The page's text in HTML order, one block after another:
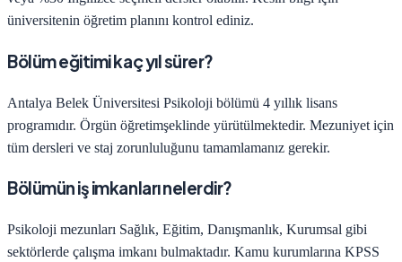
üniversitenin öğretim planını kontrol ediniz.
Bölüm eğitimi kaç yıl sürer?
Antalya Belek Üniversitesi Psikoloji bölümü 4 yıllık lisans
programıdır. Örgün öğretimşeklinde yürütülmektedir. Mezuniyet için
tüm dersleri ve staj zorunluluğunu tamamlamanız gerekir.
Bölümün iş imkanları nelerdir?
Psikoloji mezunları Sağlık, Eğitim, Danışmanlık, Kurumsal gibi
sektörlerde çalışma imkanı bulmaktadır. Kamu kurumlarına KPSS